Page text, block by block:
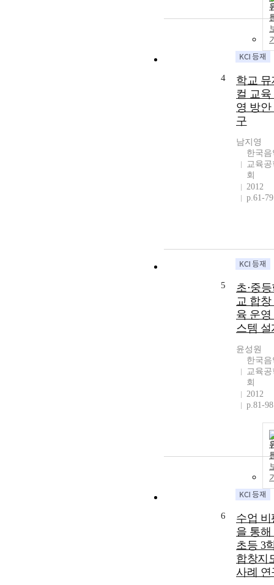
4
학교 뮤
컬 교육
영 방안
구
남지영
한국음
교육공
회
2012
p.61-79
5
초⋅중
교 합창
육 운영
스템 설
윤성원
한국음
교육공
회
2012
p.81-98
6
수업 비
을 통해
초등 3
합창지
사례 연